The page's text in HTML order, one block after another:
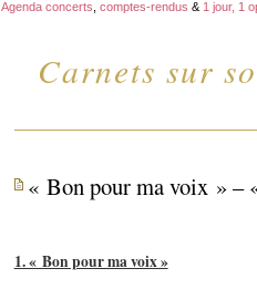
Carnets sur
Agenda concerts comptes-rendus & 1 jour, 1
« Bon pour ma voix » –
1. « Bon pour ma voix »